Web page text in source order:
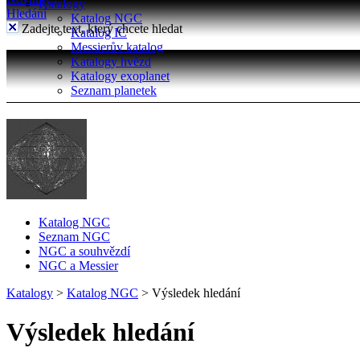
Katalogy
Katalog NGC
Katalog IC
Messierův katalog
Katalogy hvězd
Katalogy exoplanet
Seznam planetek
Hledání
Zadejte text, který chcete hledat
Katalog NGC
Seznam NGC
NGC a souhvězdí
NGC a Messier
Katalogy > Katalog NGC > Výsledek hledání
Výsledek hledání